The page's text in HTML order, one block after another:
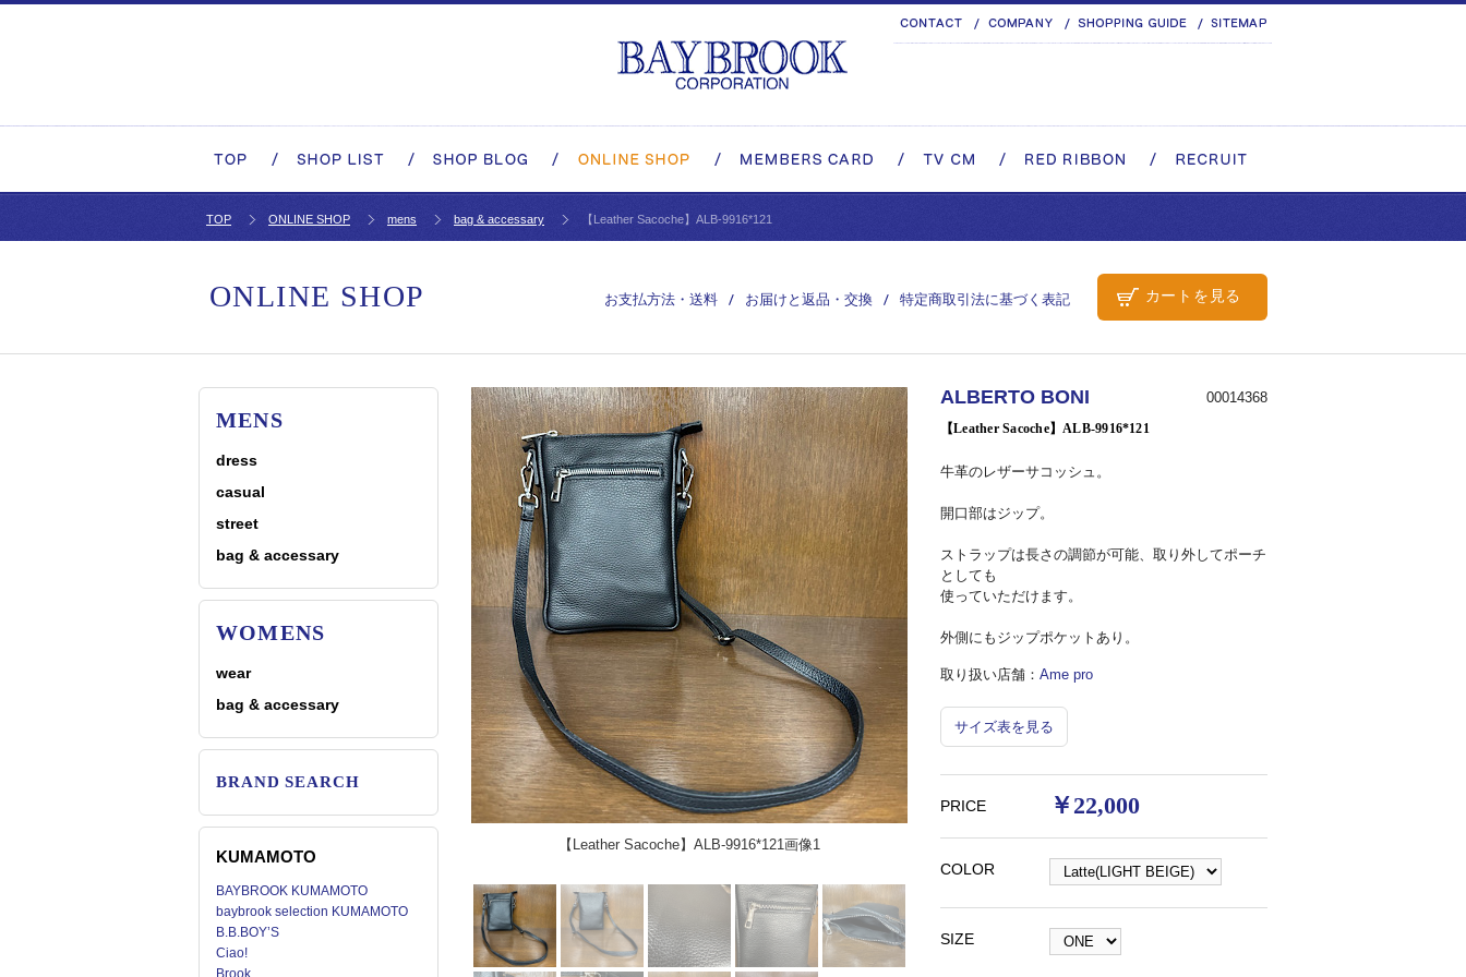
TOP ONLINE SHOP mens bag & accessary 【Leather Sacoche】ALB-9916*121
ONLINE SHOP お支払方法・送料 お届けと返品・交換 特定商取引法に基づく表記 カートを見る
MENS
dress
casual
street
bag & accessary
WOMENS
wear
bag & accessary
BRAND SEARCH
KUMAMOTO
BAYBROOK KUMAMOTO
baybrook selection KUMAMOTO
B.B.BOY’S
Ciao!
Brook
【Leather Sacoche】ALB-9916*121画像1
00014368
ALBERTO BONI
【Leather Sacoche】ALB-9916*121
牛革のレザーサコッシュ。
開口部はジップ。
ストラップは長さの調節が可能、取り外してポーチ
としても
使っていただけます。
外側にもジップポケットあり。
取り扱い店舗： Ame pro
サイズ表を見る
PRICE ￥22,000
COLOR
SIZE